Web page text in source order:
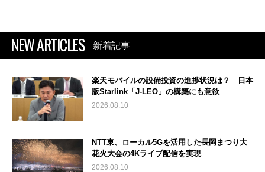
NEW ARTICLES 新着記事
楽天モバイルの設備投資の進捗状況は？ 日本
版Starlink「J-LEO」の構築にも意欲
2026.08.10
NTT東、ローカル5Gを活用した長岡まつり大
花火大会の4Kライブ配信を実現
2026.08.10